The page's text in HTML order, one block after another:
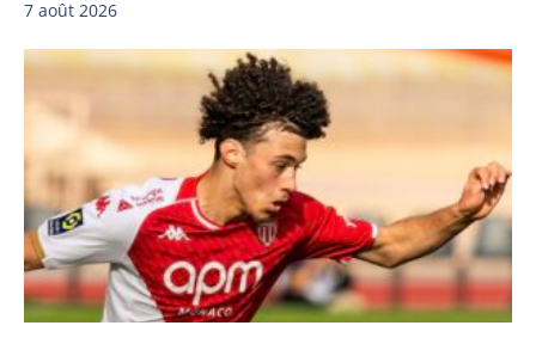
7 août 2026